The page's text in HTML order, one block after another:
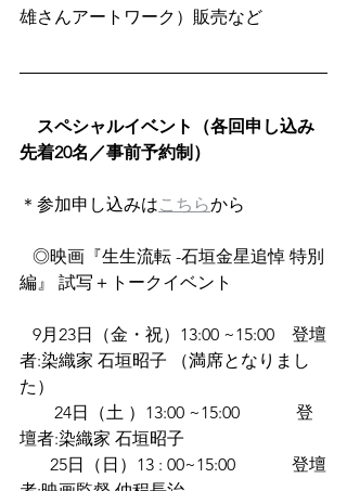
雄さんアートワーク）販売など
スペシャルイベント（各回申し込み
先着20名／事前予約制）
＊参加申し込みはこちらから
編』 試写＋トークイベント
者:染織家 石垣昭子 （満席となりまし
た）
24日（土 ）13:00 ~15:00 　　　登
壇者:染織家 石垣昭子